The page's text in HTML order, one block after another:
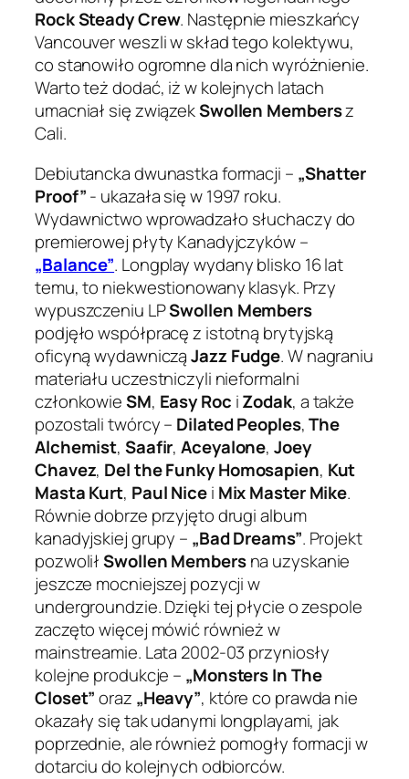
Rock Steady Crew. Następnie mieszkańcy
Vancouver weszli w skład tego kolektywu,
co stanowiło ogromne dla nich wyróżnienie.
Warto też dodać, iż w kolejnych latach
umacniał się związekSwollen Membersz
Cali.
Debiutancka dwunastka formacji – „Shatter
Proof”‎- ukazała się w 1997 roku.
Wydawnictwo wprowadzało słuchaczy do
premierowej płyty Kanadyjczyków –
„Balance”. Longplay wydany blisko 16 lat
temu, to niekwestionowany klasyk. Przy
wypuszczeniu LPSwollen Members
podjęło współpracę z istotną brytyjską
oficyną wydawnicząJazz Fudge. W nagraniu
materiału uczestniczyli nieformalni
członkowieSM, Easy Roc iZodak, a także
pozostali twórcy – Dilated Peoples,The
Alchemist, Saafir,Aceyalone,Joey
Chavez, Del the Funky Homosapien, Kut
Masta Kurt, Paul Nicei Mix Master Mike.
Równie dobrze przyjęto drugi album
kanadyjskiej grupy – „Bad Dreams”. Projekt
pozwoliłSwollen Membersna uzyskanie
jeszcze mocniejszej pozycji w
undergroundzie. Dzięki tej płycie o zespole
zaczęto więcej mówić również w
mainstreamie. Lata 2002-03 przyniosły
kolejne produkcje – „Monsters In The
Closet”oraz „Heavy”, które co prawda nie
okazały się tak udanymi longplayami, jak
poprzednie, ale również pomogły formacji w
dotarciu do kolejnych odbiorców.